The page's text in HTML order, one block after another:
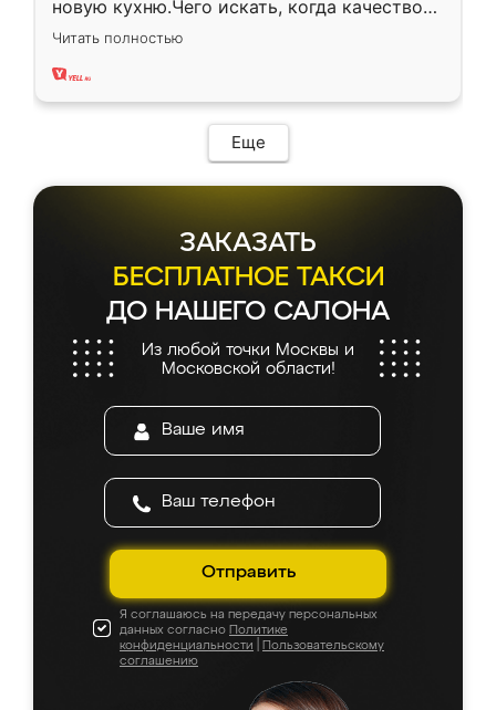
новую кухню.Чего искать, когда качеством
вполне довольна. Служит кухня уже почти
два года, нареканий нет.
Читать полностью
Еще
ЗАКАЗАТЬ
БЕСПЛАТНОЕ ТАКСИ
ДО НАШЕГО САЛОНА
Из любой точки Москвы и
Московской области!
Отправить
Я соглашаюсь на передачу персональных
данных согласно Политике
конфиденциальности
Пользовательскому
соглашению